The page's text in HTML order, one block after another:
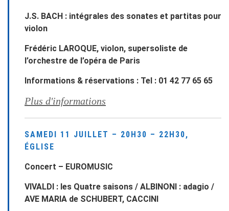
J.S. BACH : intégrales des sonates et partitas pour
violon
Frédéric LAROQUE, violon, supersoliste de
l’orchestre de l’opéra de Paris
Informations & réservations : Tel : 01 42 77 65 65
Plus d'informations
SAMEDI 11 JUILLET – 20H30 – 22H30,
ÉGLISE
Concert – EUROMUSIC
VIVALDI : les Quatre saisons / ALBINONI : adagio /
AVE MARIA de SCHUBERT, CACCINI